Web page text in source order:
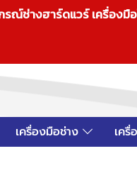
ณ์ช่างฮาร์ดแวร์ เครื่อง
เครื่องมือช่าง เค